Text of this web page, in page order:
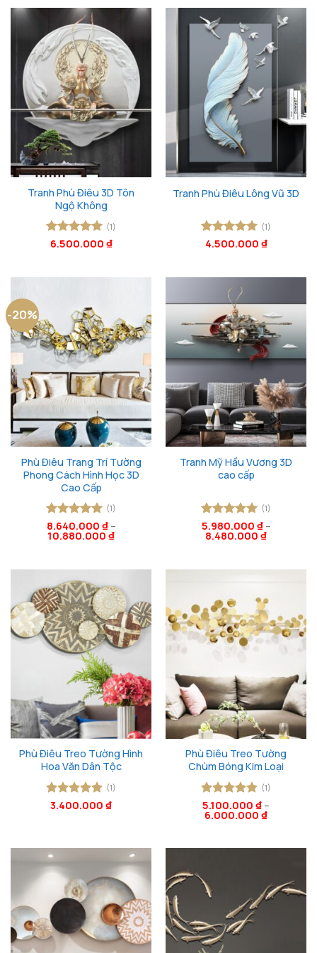
Tranh Phù Điêu 3D Tôn
Ngộ Không
Được xếp
(1)
6.500.000 ₫
Tranh Phù Điêu Lông Vũ 3D
Được xếp
(1)
4.500.000 ₫
-20%
Phù Điêu Trang Trí Tường
Phong Cách Hình Học 3D
Cao Cấp
Được xếp
hạng55
(1)
8.640.000 ₫–
10.880.000 ₫
Tranh Mỹ Hầu Vương 3D
cao cấp
Được xếp
hạng55
(1)
5.980.000 ₫–
8.480.000 ₫
Phù Điêu Treo Tường Hình
Hoa Văn Dân Tộc
Được xếp
(1)
3.400.000 ₫
Phù Điêu Treo Tường
Chùm Bóng Kim Loại
Được xếp
hạng55
(1)
5.100.000 ₫ –
6.000.000 ₫